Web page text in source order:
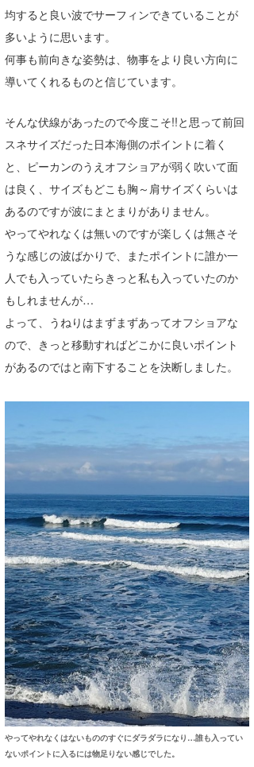
均すると良い波でサーフィンできていることが
多いように思います。
何事も前向きな姿勢は、物事をより良い方向に
導いてくれるものと信じています。
そんな伏線があったので今度こそ!!と思って前回
スネサイズだった日本海側のポイントに着く
と、ピーカンのうえオフショアが弱く吹いて面
は良く、サイズもどこも胸～肩サイズくらいは
あるのですが波にまとまりがありません。
やってやれなくは無いのですが楽しくは無さそ
うな感じの波ばかりで、またポイントに誰か一
人でも入っていたらきっと私も入っていたのか
もしれませんが…
よって、うねりはまずまずあってオフショアな
ので、きっと移動すればどこかに良いポイント
があるのではと南下することを決断しました。
やってやれなくはないもののすぐにダラダラになり…誰も入ってい
ないポイントに入るには物足りない感じでした。